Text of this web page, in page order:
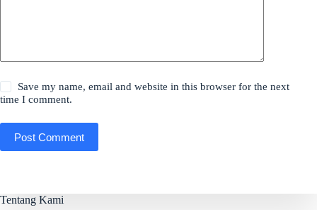
Save my name, email and website in this browser for the next
time I comment.
Post Comment
Tentang Kami